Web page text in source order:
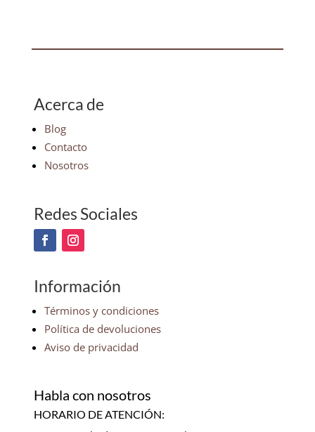
Acerca de
Blog
Contacto
Nosotros
Redes Sociales
Información
Términos y condiciones
Política de devoluciones
Aviso de privacidad
Habla con nosotros
HORARIO DE ATENCIÓN: